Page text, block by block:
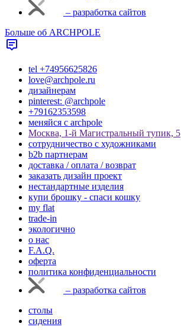
– разработка сайтов
Больше об ARCHPOLE
tel +74956625826
love@archpole.ru
дизайнерам
pinterest: @archpole
+79162353598
меняйся с аrchpole
Москва, 1-й Магистральный тупик, 5
cотрудничество с художниками
b2b партнерам
доставка / оплата / возврат
заказать дизайн проект
нестандартные изделия
купи брошку - спаси кошку
my flat
trade-in
экологично
о нас
F.A.Q.
оферта
политика конфиденциальности
– разработка сайтов
столы
сидения